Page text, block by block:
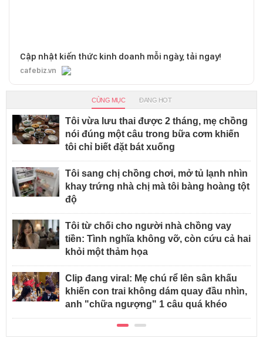
Cập nhật kiến thức kinh doanh mỗi ngày, tải ngay!
cafebiz.vn
CÙNG MỤC ĐANG HOT
Tôi vừa lưu thai được 2 tháng, mẹ chồng
nói đúng một câu trong bữa cơm khiến
tôi chỉ biết đặt bát xuống
Tôi sang chị chồng chơi, mở tủ lạnh nhìn
khay trứng nhà chị mà tôi bàng hoàng tột
độ
Tôi từ chối cho người nhà chồng vay
tiền: Tình nghĩa không vỡ, còn cứu cả hai
khỏi một thảm họa
Clip đang viral: Mẹ chú rể lên sân khấu
khiến con trai không dám quay đầu nhìn,
anh "chữa ngượng" 1 câu quá khéo